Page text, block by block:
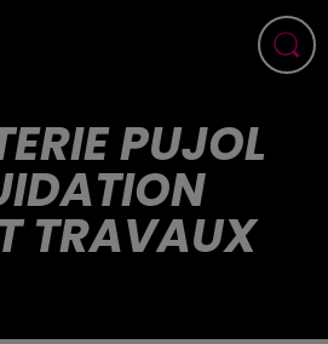
PUJOL
TRAVAUX